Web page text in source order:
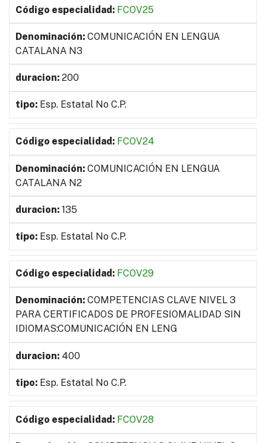
FCOV25
COMUNICACIÓN EN LENGUA
CATALANA N3
200
Esp. Estatal No C.P.
FCOV24
COMUNICACIÓN EN LENGUA
CATALANA N2
135
Esp. Estatal No C.P.
FCOV29
COMPETENCIAS CLAVE NIVEL 3
PARA CERTIFICADOS DE PROFESIOMALIDAD SIN
IDIOMAS:COMUNICACIÓN EN LENG
400
Esp. Estatal No C.P.
FCOV28